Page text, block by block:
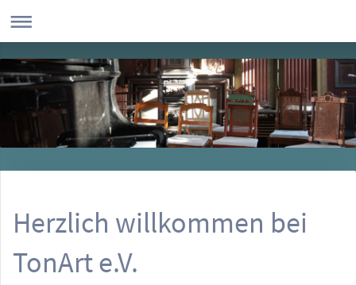
Herzlich willkommen bei
TonArt e.V.